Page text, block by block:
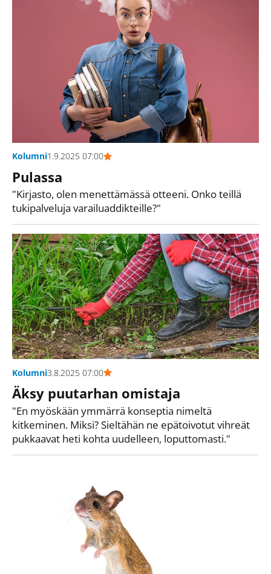
Kolumni1.9.2025 07:00
Pulassa
"Kirjasto, olen menettämässä otteeni. Onko teillä
tukipalveluja varailuaddikteille?"
Kolumni3.8.2025 07:00
Äksy puutarhan omistaja
"En myöskään ymmärrä konseptia nimeltä
kitkeminen. Miksi? Sieltähän ne epätoivotut vihreät
pukkaavat heti kohta uudelleen, loputtomasti."